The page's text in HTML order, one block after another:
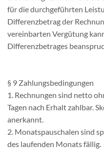
für die durchgeführten
Differenzbetrag der
vereinbarten Vergütung
Differenzbetrages
§ 9 Zahlungsbedingungen
1. Rechnungen sind netto
Tagen nach Erhalt zahlbar.
anerkannt.
2. Monatspauschalen sind
des laufenden Monats fällig.